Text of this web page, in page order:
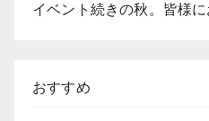
イベント続きの秋。皆様
おすすめ